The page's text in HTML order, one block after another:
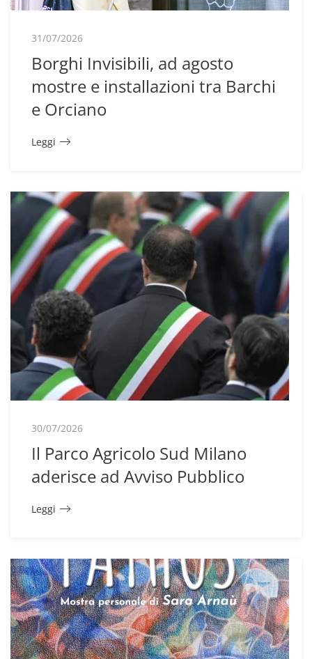
31/07/2026
Borghi Invisibili, ad agosto
mostre e installazioni tra Barchi
e Orciano
Leggi
30/07/2026
Il Parco Agricolo Sud Milano
aderisce ad Avviso Pubblico
Leggi